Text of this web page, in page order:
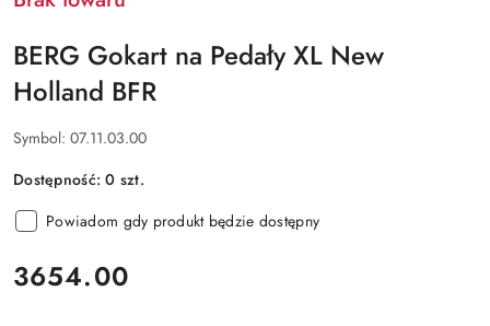
BERG Gokart na Pedały XL New
Holland BFR
Symbol: 07.11.03.00
Dostępność:0 szt.
Powiadom gdy produkt będzie dostępny
cena:
3654.00